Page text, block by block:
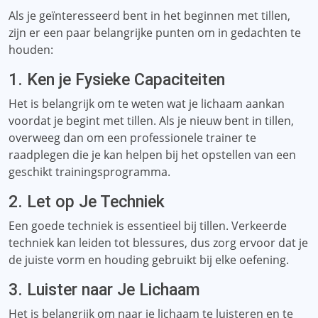
Als je geïnteresseerd bent in het beginnen met tillen,
zijn er een paar belangrijke punten om in gedachten te
houden:
1. Ken je Fysieke Capaciteiten
Het is belangrijk om te weten wat je lichaam aankan
voordat je begint met tillen. Als je nieuw bent in tillen,
overweeg dan om een ​​professionele trainer te
raadplegen die je kan helpen bij het opstellen van een
geschikt trainingsprogramma.
2. Let op Je Techniek
Een goede techniek is essentieel bij tillen. Verkeerde
techniek kan leiden tot blessures, dus zorg ervoor dat je
de juiste vorm en houding gebruikt bij elke oefening.
3. Luister naar Je Lichaam
Het is belangrijk om naar je lichaam te luisteren en te